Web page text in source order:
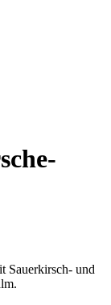
Sauerkirsch- und